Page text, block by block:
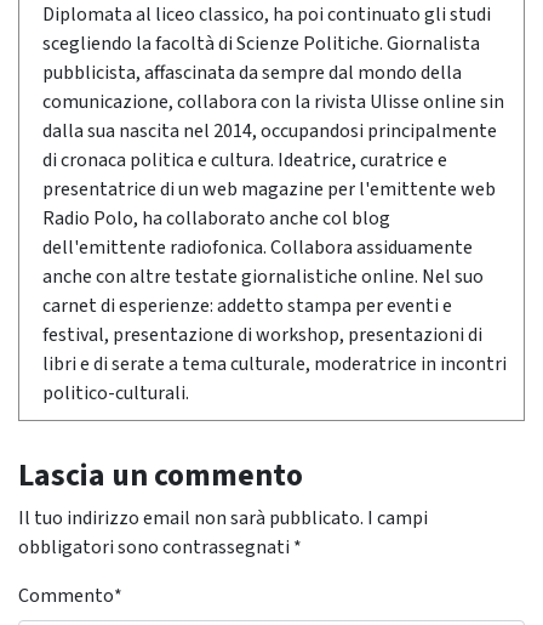
Diplomata al liceo classico, ha poi continuato gli studi
scegliendo la facoltà di Scienze Politiche. Giornalista
pubblicista, affascinata da sempre dal mondo della
comunicazione, collabora con la rivista Ulisse online sin
dalla sua nascita nel 2014, occupandosi principalmente
di cronaca politica e cultura. Ideatrice, curatrice e
presentatrice di un web magazine per l'emittente web
Radio Polo, ha collaborato anche col blog
dell'emittente radiofonica. Collabora assiduamente
anche con altre testate giornalistiche online. Nel suo
carnet di esperienze: addetto stampa per eventi e
festival, presentazione di workshop, presentazioni di
libri e di serate a tema culturale, moderatrice in incontri
politico-culturali.
Lascia un commento
Il tuo indirizzo email non sarà pubblicato. I campi
obbligatori sono contrassegnati *
Commento*